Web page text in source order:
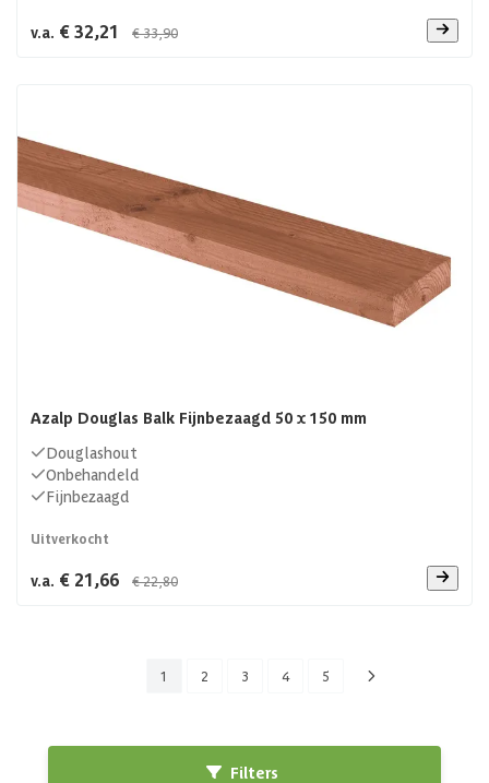
v.a. € 32,21 € 33,90
Azalp Douglas Balk Fijnbezaagd 50 x 150 mm
Douglashout
Onbehandeld
Fijnbezaagd
Uitverkocht
v.a. € 21,66 € 22,80
1 2 3 4 5
Filters